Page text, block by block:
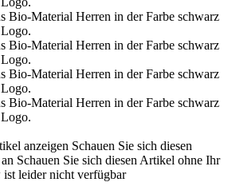
anzeigen Schauen Sie sich diesen
Schauen Sie sich diesen Artikel ohne Ihr
leider nicht verfügbar